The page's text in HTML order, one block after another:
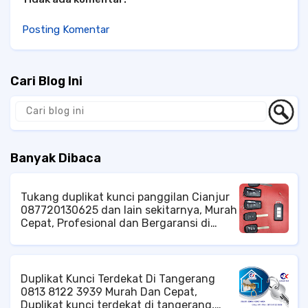
Posting Komentar
Cari Blog Ini
Banyak Dibaca
Tukang duplikat kunci panggilan Cianjur
087720130625 dan lain sekitarnya, Murah
Cepat, Profesional dan Bergaransi di
Pelayanan di Area Kota Cianjur, Baik
Tingkat Kelurahan Cianjur Ahli Kunci di
Cianjur, Jasa Kunci di Cianjur, Tukang
Kunci di Cianjur, Spesialis Kunci di
Duplikat Kunci Terdekat Di Tangerang
0813 8122 3939 Murah Dan Cepat,
Duplikat kunci terdekat di tangerang,